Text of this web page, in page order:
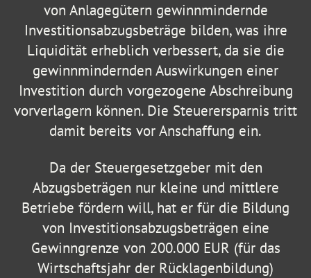
von Anlagegütern gewinnmindernde
Investitionsabzugsbeträge bilden, was ihre
Liquidität erheblich verbessert, da sie die
gewinnmindernden Auswirkungen einer
Investition durch vorgezogene Abschreibung
vorverlagern können. Die Steuerersparnis tritt
damit bereits vor Anschaffung ein.
Da der Steuergesetzgeber mit den
Abzugsbeträgen nur kleine und mittlere
Betriebe fördern will, hat er für die Bildung
von Investitionsabzugsbeträgen eine
Gewinngrenze von 200.000 EUR (für das
Wirtschaftsjahr der Rücklagenbildung)